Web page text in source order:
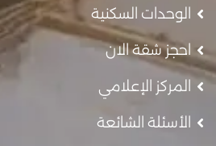
الوحدات السكنية
احجز شقة الان
المركز الإعلامي
الأسئلة الشائعة